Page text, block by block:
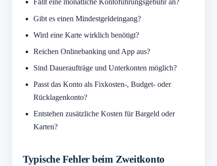
Fällt eine monatliche Kontoführungsgebühr an?
Gibt es einen Mindestgeldeingang?
Wird eine Karte wirklich benötigt?
Reichen Onlinebanking und App aus?
Sind Daueraufträge und Unterkonten möglich?
Passt das Konto als Fixkosten-, Budget- oder
Rücklagenkonto?
Entstehen zusätzliche Kosten für Bargeld oder
Karten?
Typische Fehler beim Zweitkonto